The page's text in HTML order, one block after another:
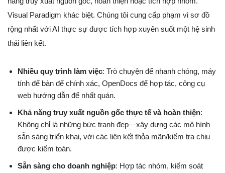
Visual Paradigm khác biệt. Chúng tôi cung cấp phạm vi sơ đồ
rộng nhất với AI thực sự được tích hợp xuyên suốt một hệ sinh
thái liên kết.
Nhiều quy trình làm việc: Trò chuyện để nhanh chóng, máy
tính để bàn để chính xác, OpenDocs để hợp tác, công cụ
web hướng dẫn để nhất quán.
Khả năng truy xuất nguồn gốc thực tế và hoàn thiện:
Không chỉ là những bức tranh đẹp—xây dựng các mô hình
sẵn sàng triển khai, với các liên kết thỏa mãn/kiểm tra chịu
được kiểm toán.
Sẵn sàng cho doanh nghiệp: Hợp tác nhóm, kiểm soát